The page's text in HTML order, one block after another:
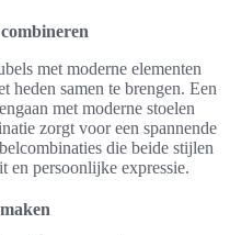
met moderne elementen
heden samen te brengen. Een
met moderne stoelen
zorgt voor een spannende
die beide stijlen
en persoonlijke expressie.